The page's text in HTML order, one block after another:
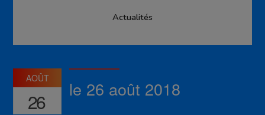
Actualités
AOÛT
26
le 26 août 2018